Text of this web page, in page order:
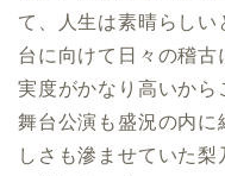
て、人生は素晴らし
台に向けて日々の稽
実度がかなり高いか
舞台公演も盛況の内に
しさも滲ませていた